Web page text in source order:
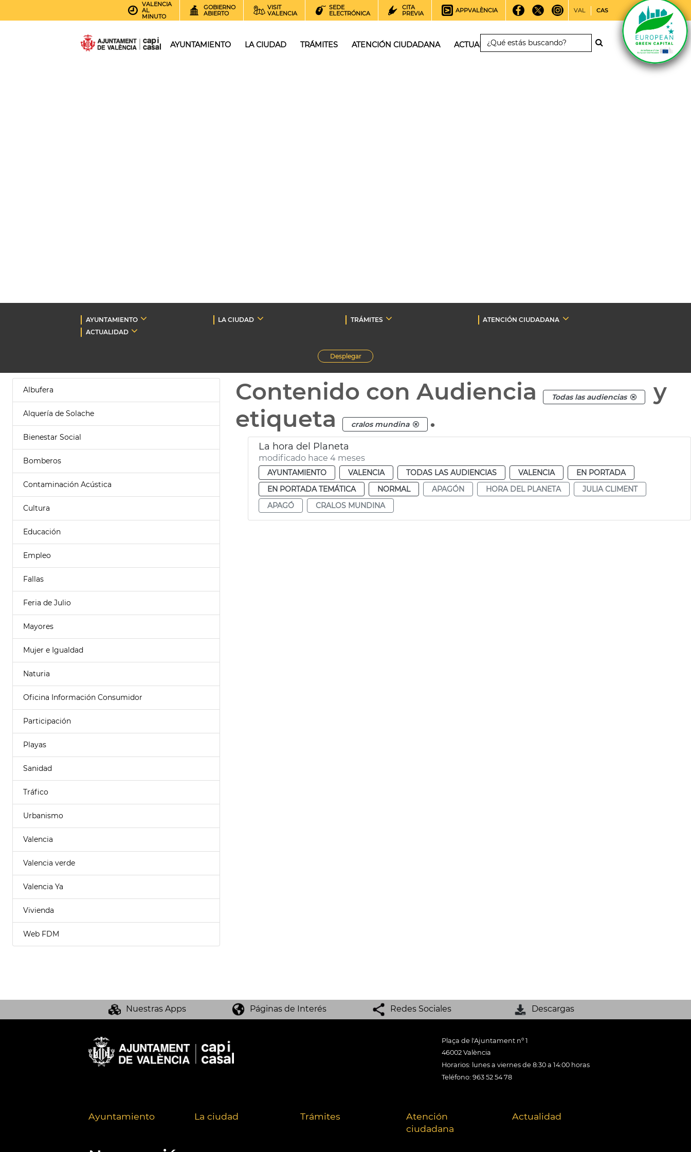
VALENCIA
AL
MINUTO
GOBIERNO
ABIERTO
VISIT
VALENCIA
SEDE
ELECTRÓNICA
CITA
PREVIA
APPVALÈNCIA VAL CAS
AYUNTAMIENTO LA CIUDAD TRÁMITES ATENCIÓN CIUDADANA ACTUALIDAD
AYUNTAMIENTO LA CIUDAD TRÁMITES
ATENCIÓN CIUDADANA
ACTUALIDAD
Desplegar
Albufera
Alquería de Solache
Bienestar Social
Bomberos
Contaminación Acústica
Cultura
Educación
Empleo
Fallas
Feria de Julio
Mayores
Mujer e Igualdad
Naturia
Oficina Información Consumidor
Participación
Playas
Sanidad
Tráfico
Urbanismo
Valencia
Valencia verde
Valencia Ya
Vivienda
Web FDM
Contenido con Audiencia Todas las audiencias
y
etiqueta
cralos mundina .
La hora del Planeta
modificado hace 4 meses
AYUNTAMIENTO VALENCIA TODAS LAS AUDIENCIAS VALENCIA
EN PORTADA
EN PORTADA TEMÁTICA
NORMAL APAGÓN HORA DEL PLANETA
JULIA CLIMENT
APAGÓ
CRALOS MUNDINA
Nuestras Apps Páginas de Interés Redes Sociales Descargas
Plaça de l'Ajuntament nº 1
46002 València
Horarios: lunes a viernes de 8:30 a 14:00 horas
Teléfono: 963 52 54 78
Ayuntamiento La ciudad Trámites
Atención
ciudadana
Actualidad